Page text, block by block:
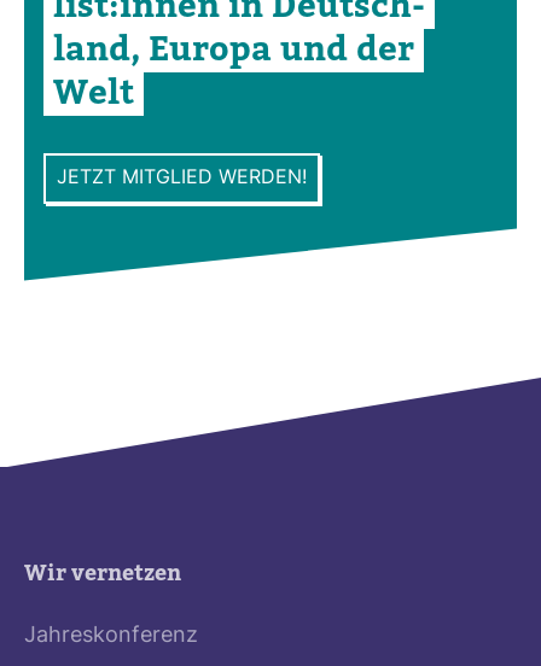
land, Europa und der
Welt
JETZT MITGLIED WERDEN!
Wir vernetzen
Jahreskonferenz